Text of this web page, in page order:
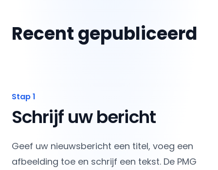
Recent gepubliceerd
Stap 1
Schrijf uw bericht
Geef uw nieuwsbericht een titel, voeg een
afbeelding toe en schrijf een tekst. De PMG